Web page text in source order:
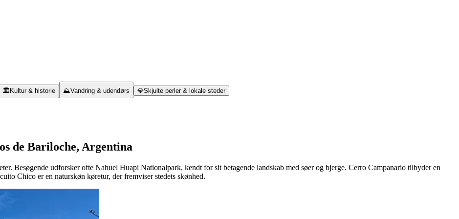
🏛️ Kultur & historie ⛰️Vandring & udendørs 💎Skjulte perler & lokale steder
de Bariloche, Argentina
Besøgende udforsker ofte Nahuel Huapi Nationalpark, kendt for sit betagende landskab med søer og bjerge. Cerro Campanario tilbyder en
Chico er en naturskøn køretur, der fremviser stedets skønhed.